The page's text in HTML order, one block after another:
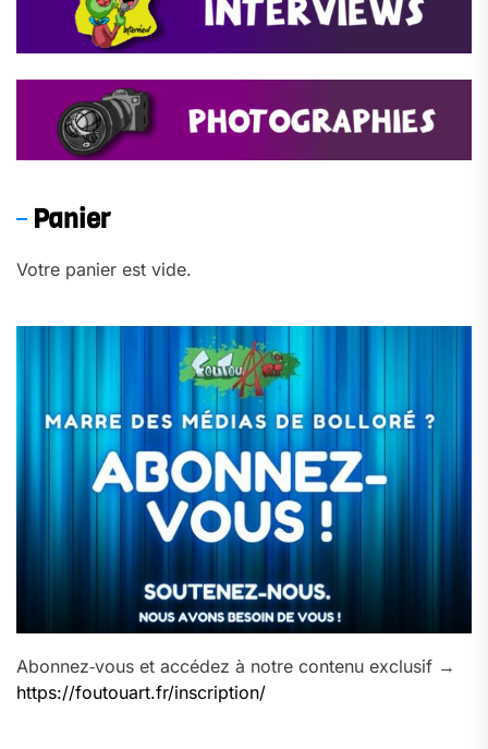
Panier
Votre panier est vide.
Abonnez‑vous et accédez à notre contenu exclusif →
https://foutouart.fr/inscription/